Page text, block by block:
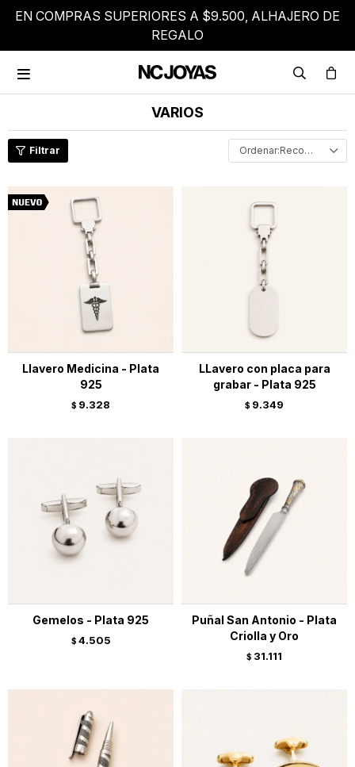
EN COMPRAS SUPERIORES A $9.500, ALHAJERO DE
REGALO

VARIOS
Recomendados
Llavero Medicina - Plata
925
$ 9.328
LLavero con placa para
grabar - Plata 925
$ 9.349
Gemelos - Plata 925
$ 4.505
Puñal San Antonio - Plata
Criolla y Oro
$ 31.111